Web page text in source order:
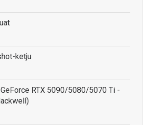
ketju
RTX 5090/5080/5070 Ti -